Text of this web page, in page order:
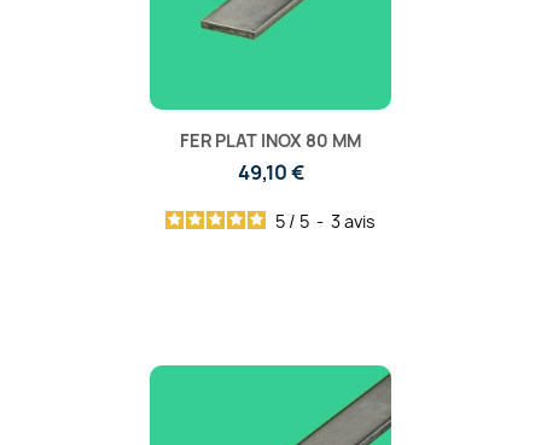
FER PLAT INOX 80 MM
49,10 €
5 / 5 - 3avis